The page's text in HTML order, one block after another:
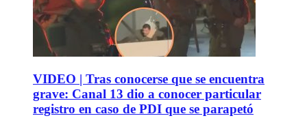
VIDEO | Tras conocerse que se encuentra
grave: Canal 13 dio a conocer particular
registro en caso de PDI que se parapetó